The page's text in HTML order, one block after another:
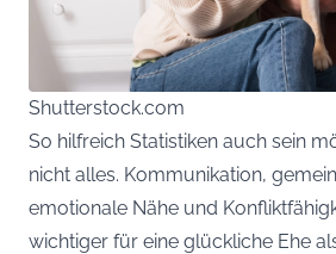
Shutterstock.com
So hilfreich Statistiken auch sein
nicht alles. Kommunikation,
emotionale Nähe und
wichtiger für eine glückliche Ehe